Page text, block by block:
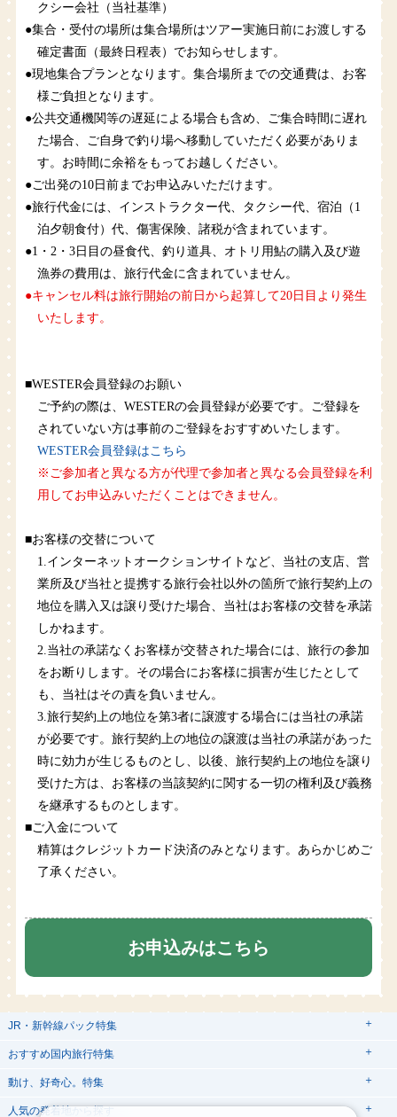
クシー会社（当社基準）
●集合・受付の場所は集合場所はツアー実施日前にお渡しする
確定書面（最終日程表）でお知らせします。
●現地集合プランとなります。集合場所までの交通費は、お客
様ご負担となります。
●公共交通機関等の遅延による場合も含め、ご集合時間に遅れ
た場合、ご自身で釣り場へ移動していただく必要がありま
す。お時間に余裕をもってお越しください。
●ご出発の10日前までお申込みいただけます。
●旅行代金には、インストラクター代、タクシー代、宿泊（1
泊夕朝食付）代、傷害保険、諸税が含まれています。
●1・2・3日目の昼食代、釣り道具、オトリ用鮎の購入及び遊
漁券の費用は、旅行代金に含まれていません。
●キャンセル料は旅行開始の前日から起算して20日目より発生
いたします。
■WESTER会員登録のお願い
ご予約の際は、WESTERの会員登録が必要です。ご登録を
されていない方は事前のご登録をおすすめいたします。
WESTER会員登録はこちら
※ご参加者と異なる方が代理で参加者と異なる会員登録を利
用してお申込みいただくことはできません。
■お客様の交替について
1.インターネットオークションサイトなど、当社の支店、営
業所及び当社と提携する旅行会社以外の箇所で旅行契約上の
地位を購入又は譲り受けた場合、当社はお客様の交替を承諾
しかねます。
2.当社の承諾なくお客様が交替された場合には、旅行の参加
をお断りします。その場合にお客様に損害が生じたとして
も、当社はその責を負いません。
3.旅行契約上の地位を第3者に譲渡する場合には当社の承諾
が必要です。旅行契約上の地位の譲渡は当社の承諾があった
時に効力が生じるものとし、以後、旅行契約上の地位を譲り
受けた方は、お客様の当該契約に関する一切の権利及び義務
を継承するものとします。
■ご入金について
精算はクレジットカード決済のみとなります。あらかじめご
了承ください。
お申込みはこちら
JR・新幹線パック特集
tabiwaスペシャル
日帰りTrip
おすすめ国内旅行特集
ユニバーサル・スタジオ・ジャパンへの旅
動け、好奇心。特集
人気の発着地から探す